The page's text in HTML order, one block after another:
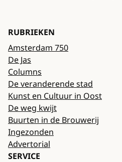
RUBRIEKEN
Amsterdam 750
De Jas
Columns
De veranderende stad
Kunst en Cultuur in Oost
De weg kwijt
Buurten in de Brouwerij
Ingezonden
Advertorial
SERVICE